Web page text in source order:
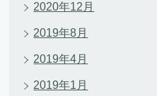
2020年12月
2019年8月
2019年4月
2019年1月